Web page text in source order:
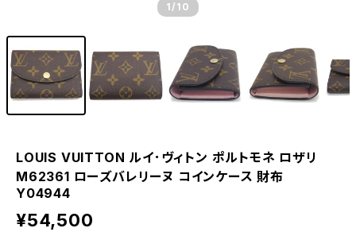
1 /10
LOUIS VUITTON ルイ･ヴィトン ポルトモネ ロザリ
M62361 ローズバレリーヌ コインケース 財布
Y04944
¥54,500